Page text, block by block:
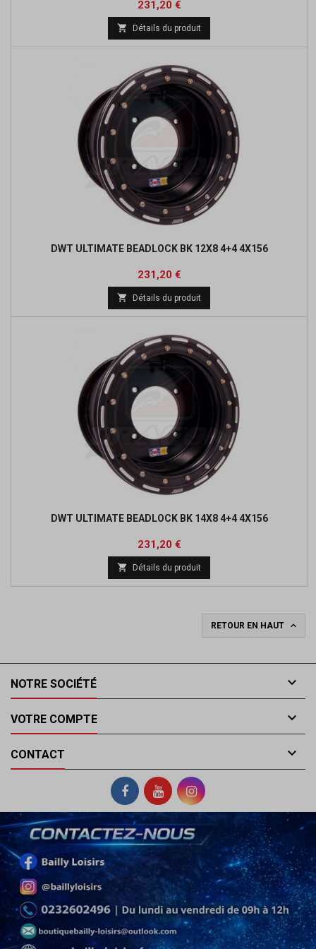
Prix
231,20 €Prix
de
base
 Détails du produit
DWT ULTIMATE BEADLOCK BK 12X8 4+4 4X156
Prix
231,20 €Prix
de
base
 Détails du produit
DWT ULTIMATE BEADLOCK BK 14X8 4+4 4X156
Prix
231,20 €Prix
de
base
 Détails du produit
RETOUR EN HAUT 
NOTRE SOCIÉTÉ 
VOTRE COMPTE 
CONTACT 